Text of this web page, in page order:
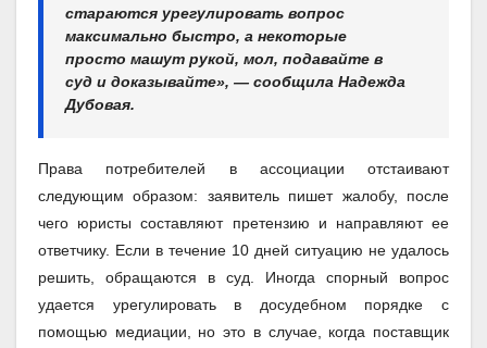
стараются урегулировать вопрос
максимально быстро, а некоторые
просто машут рукой, мол, подавайте в
суд и доказывайте», — сообщила Надежда
Дубовая.
Права потребителей в ассоциации отстаивают
следующим образом: заявитель пишет жалобу, после
чего юристы составляют претензию и направляют ее
ответчику. Если в течение 10 дней ситуацию не удалось
решить, обращаются в суд. Иногда спорный вопрос
удается урегулировать в досудебном порядке с
помощью медиации, но это в случае, когда поставщик